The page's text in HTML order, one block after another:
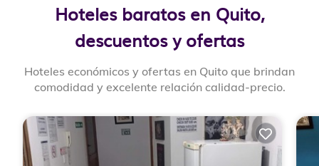
Hoteles baratos en Quito,
descuentos y ofertas
Hoteles económicos y ofertas en Quito que brindan
comodidad y excelente relación calidad-precio.